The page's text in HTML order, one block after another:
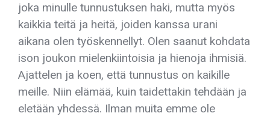
joka minulle tunnustuksen haki, mutta myös
kaikkia teitä ja heitä, joiden kanssa urani
aikana olen työskennellyt. Olen saanut kohdata
ison joukon mielenkiintoisia ja hienoja ihmisiä.
Ajattelen ja koen, että tunnustus on kaikille
meille. Niin elämää, kuin taidettakin tehdään ja
eletään yhdessä. Ilman muita emme ole